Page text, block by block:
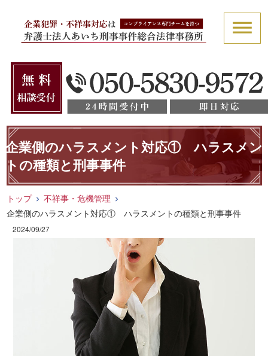
企業側のハラスメント対応① ハラスメン
トの種類と刑事事件
トップ
不祥事・危機管理
企業側のハラスメント対応① ハラスメントの種類と刑事事件
2024/09/27